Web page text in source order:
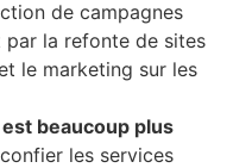
de campagnes
par la refonte de sites
le marketing sur les
beaucoup plus
les services